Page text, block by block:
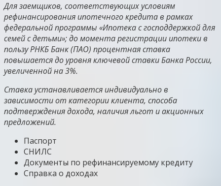
Для заемщиков, соответствующих условиям
рефинансирования ипотечного кредита в рамках
федеральной программы «Ипотека с господдержкой для
семей с детьми»; до момента регистрации ипотеки в
пользу РНКБ Банк (ПАО) процентная ставка
повышается до уровня ключевой ставки Банка России,
увеличенной на 3%.
Ставка устанавливается индивидуально в
зависимости от категории клиента, способа
подтверждения дохода, наличия льгот и акционных
предложений.
Паспорт
СНИЛС
Документы по рефинансируемому кредиту
Справка о доходах